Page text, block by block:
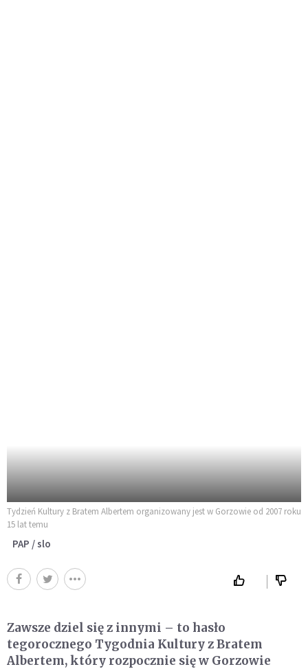
Tydzień Kultury z Bratem Albertem organizowany jest w Gorzowie od 2007 roku
15 lat temu
PAP / slo
Zawsze dziel się z innymi – to hasło
tegorocznego Tygodnia Kultury z Bratem
Albertem, który rozpocznie się w Gorzowie